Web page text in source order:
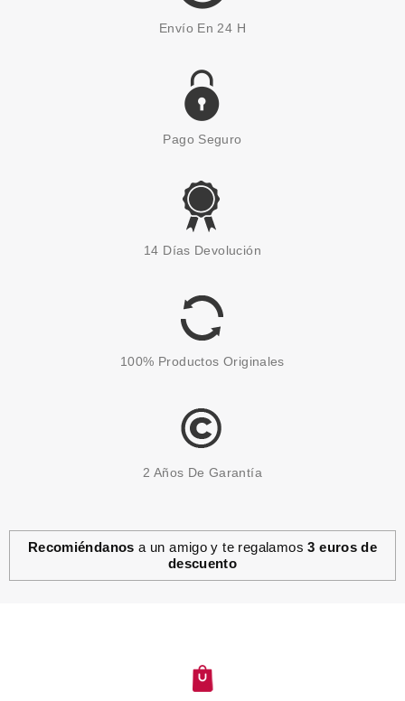
Envío En 24 H
Pago Seguro
14 Días Devolución
100% Productos Originales
2 Años De Garantía
Recomiéndanos a un amigo y te regalamos3 euros de
descuento